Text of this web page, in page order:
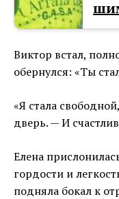
Виктор встал,
обернулся: «Ты
«Я стала
дверь. — И
Елена
гордости и
подняла бокал к